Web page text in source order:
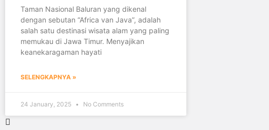
Taman Nasional Baluran yang dikenal
dengan sebutan “Africa van Java”, adalah
salah satu destinasi wisata alam yang paling
memukau di Jawa Timur. Menyajikan
keanekaragaman hayati
SELENGKAPNYA »
24 January, 2025 No Comments